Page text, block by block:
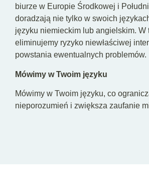
biurze w Europie Środkowej i
doradzają nie tylko w swoich
języku niemieckim lub angielskim. W
eliminujemy ryzyko niewłaściwej
powstania ewentualnych problemów.
Mówimy w Twoim języku
Mówimy w Twoim języku, co
nieporozumień i zwiększa zaufanie